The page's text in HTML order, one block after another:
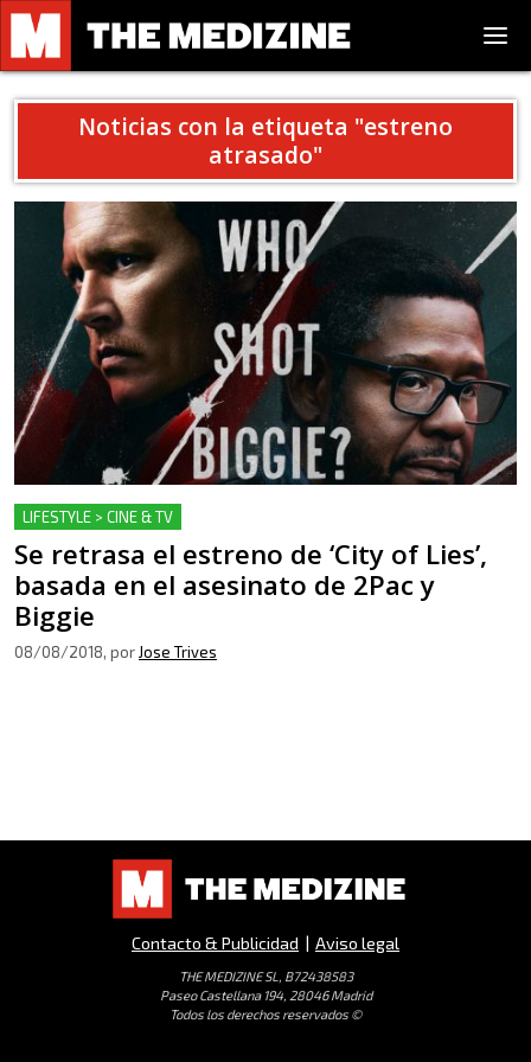
Noticias con la etiqueta "estreno
atrasado"
LIFESTYLE > CINE & TV
Se retrasa el estreno de ‘City of Lies’,
basada en el asesinato de 2Pac y
Biggie
08/08/2018, por Jose Trives
Contacto & Publicidad | Aviso legal
THE MEDIZINE SL, B72438583
Paseo Castellana 194, 28046 Madrid
Todos los derechos reservados ©